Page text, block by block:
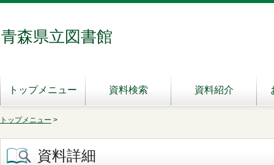
青森県立図書館
トップメニュー 資料検索 資料紹介
トップメニュー >
資料詳細